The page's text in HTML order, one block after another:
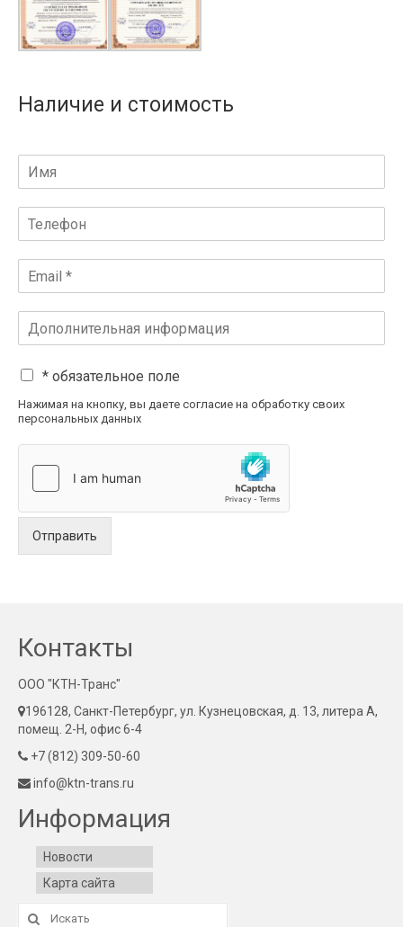
Наличие и стоимость
* обязательное поле
Нажимая на кнопку, вы даете согласие на обработку своих
персональных данных
Отправить
Контакты
ООО "КТН-Транс"
196128, Санкт-Петербург, ул. Кузнецовская, д. 13, литера А,
помещ. 2-Н, офис 6-4
+7 (812) 309-50-60
info@ktn-trans.ru
Информация
Новости
Карта сайта
Искать: